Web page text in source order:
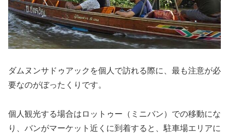
ダムヌンサドゥアックを個人で訪れる際に、最も注意が必
要なのがぼったくりです。
個人観光する場合はロットゥー（ミニバン）での移動にな
り、バンがマーケット近くに到着すると、駐車場エリアに